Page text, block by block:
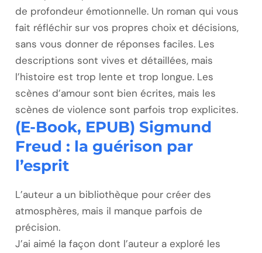
de profondeur émotionnelle. Un roman qui vous
fait réfléchir sur vos propres choix et décisions,
sans vous donner de réponses faciles. Les
descriptions sont vives et détaillées, mais
l’histoire est trop lente et trop longue. Les
scènes d’amour sont bien écrites, mais les
scènes de violence sont parfois trop explicites.
(E-Book, EPUB) Sigmund
Freud : la guérison par
l’esprit
L’auteur a un bibliothèque pour créer des
atmosphères, mais il manque parfois de
précision.
J’ai aimé la façon dont l’auteur a exploré les